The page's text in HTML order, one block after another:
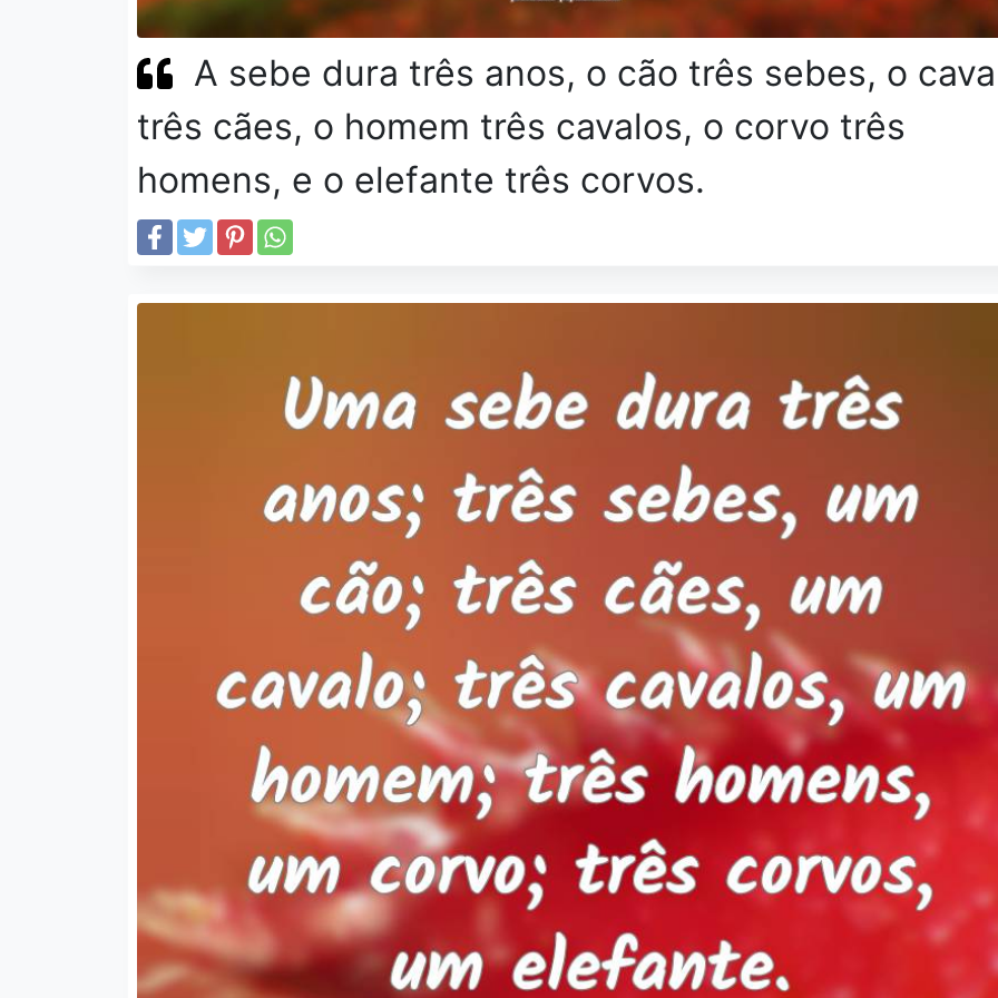
A sebe dura três anos, o cão três sebes, o
três cães, o homem três cavalos, o corvo três
homens, e o elefante três corvos.